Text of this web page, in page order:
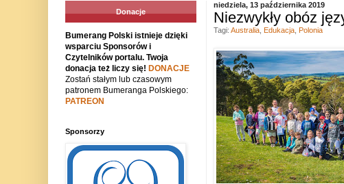
niedziela, 13 października 2019
Niezwykły obóz
Tagi: Australia, Edukacja, Polonia
Donacje
Bumerang Polski istnieje dzięki
wsparciu Sponsorów i
Czytelników portalu. Twoja
donacja też liczy się! DONACJE
Zostań stałym lub czasowym
patronem Bumeranga Polskiego:
PATREON
Sponsorzy